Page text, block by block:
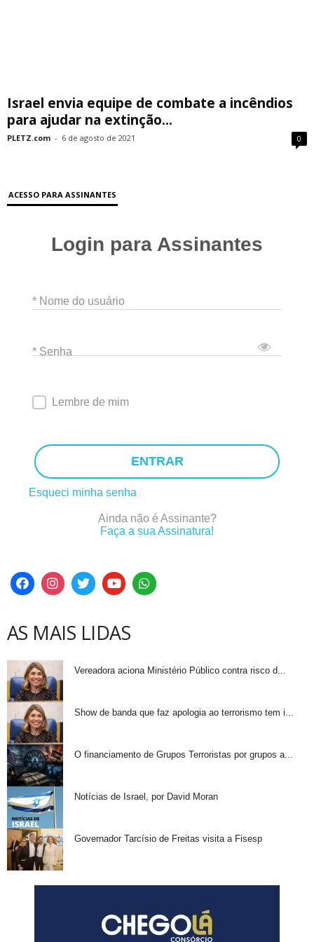
Israel envia equipe de combate a incêndios
para ajudar na extinção...
PLETZ.com - 6 de agosto de 2021 0
ACESSO PARA ASSINANTES
Login para Assinantes
* Nome do usuário
* Senha
Lembre de mim
ENTRAR
Esqueci minha senha
Ainda não é Assinante?
Faça a sua Assinatura!
AS MAIS LIDAS
Vereadora aciona Ministério Público contra risco d...
Show de banda que faz apologia ao terrorismo tem i...
O financiamento de Grupos Terroristas por grupos a...
Notícias de Israel, por David Moran
Governador Tarcísio de Freitas visita a Fisesp